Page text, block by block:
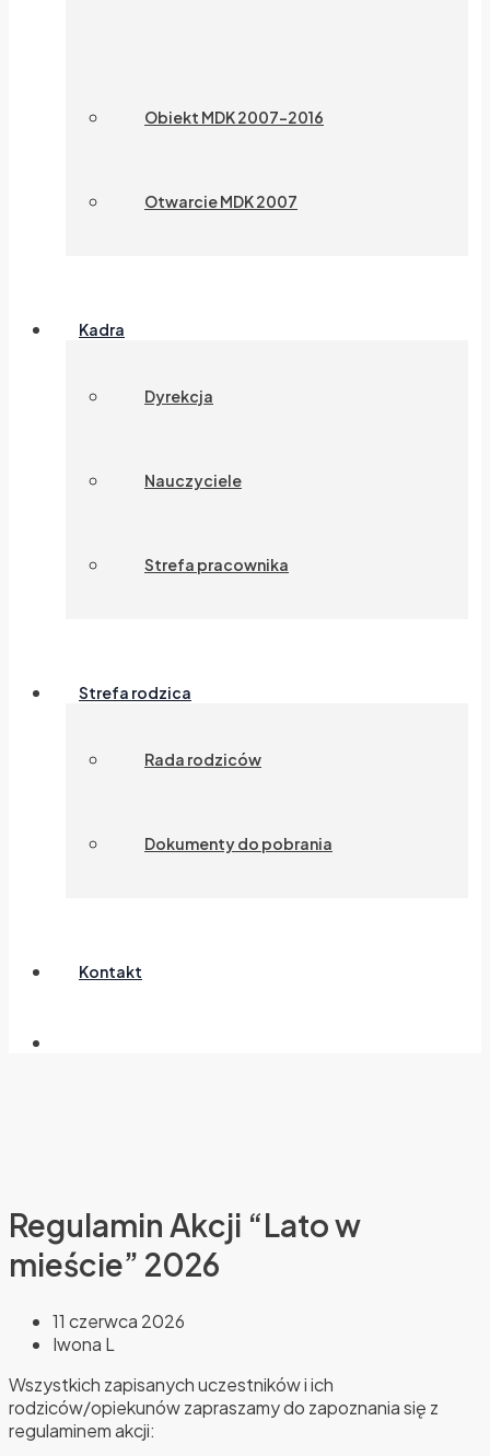
Obiekt MDK 2007-2016
Otwarcie MDK 2007
Kadra
Dyrekcja
Nauczyciele
Strefa pracownika
Strefa rodzica
Rada rodziców
Dokumenty do pobrania
Kontakt
Regulamin Akcji “Lato w
mieście” 2026
11 czerwca 2026
Iwona L
Wszystkich zapisanych uczestników i ich
rodziców/opiekunów zapraszamy do zapoznania się z
regulaminem akcji: